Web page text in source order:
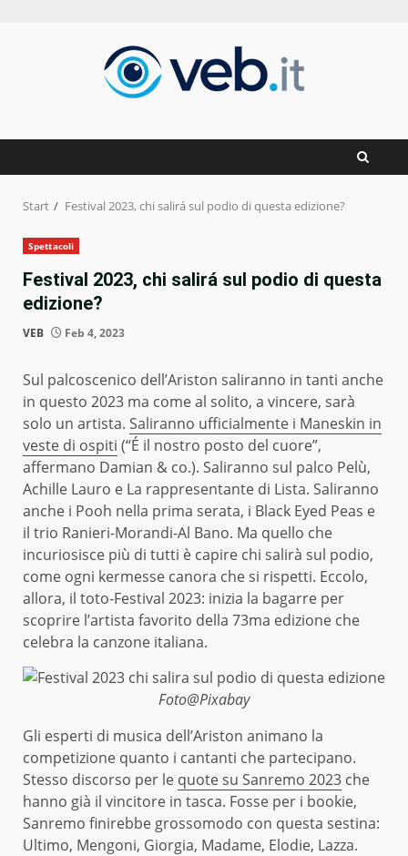
Start Festival 2023, chi salirá sul podio di questa edizione?
Spettacoli
Festival 2023, chi salirá sul podio di questa
edizione?
VEB Feb 4, 2023
Sul palcoscenico dell’Ariston saliranno in tanti anche
in questo 2023 ma come al solito, a vincere, sarà
solo un artista. Saliranno ufficialmente i Maneskin in
veste di ospiti (“É il nostro posto del cuore”,
affermano Damian & co.). Saliranno sul palco Pelù,
Achille Lauro e La rappresentante di Lista. Saliranno
anche i Pooh nella prima serata, i Black Eyed Peas e
il trio Ranieri-Morandi-Al Bano. Ma quello che
incuriosisce più di tutti è capire chi salirà sul podio,
come ogni kermesse canora che si rispetti. Eccolo,
allora, il toto-Festival 2023: inizia la bagarre per
scoprire l’artista favorito della 73ma edizione che
celebra la canzone italiana.
Foto@Pixabay
Gli esperti di musica dell’Ariston animano la
competizione quanto i cantanti che partecipano.
Stesso discorso per le quote su Sanremo 2023 che
hanno già il vincitore in tasca. Fosse per i bookie,
Sanremo finirebbe grossomodo con questa sestina:
Ultimo, Mengoni, Giorgia, Madame, Elodie, Lazza.